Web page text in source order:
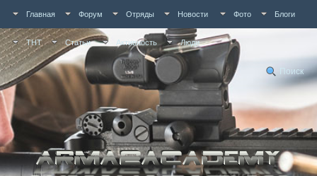
Главная Форум Отряды Новости Фото Блоги
ТНТ Статьи Активность Люди
Поиск